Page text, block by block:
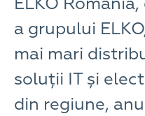
a grupului
mai mari
soluții IT și
din regiune,